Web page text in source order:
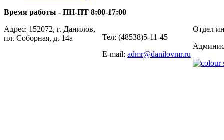
Время работы - ПН-ПТ 8:00-17:00
Адрес: 152072, г. Данилов,
пл. Соборная, д. 14а
Тел: (48538)5-11-45
E-mail: admr@danilovmr.ru
Отдел